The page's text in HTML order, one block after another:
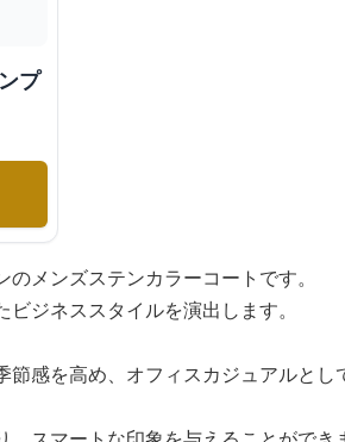
プ
メンズステンカラーコートです。
ジネススタイルを演出します。
感を高め、オフィスカジュアルと